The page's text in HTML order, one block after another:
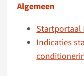
Algemeen
Startportaal
Indicaties